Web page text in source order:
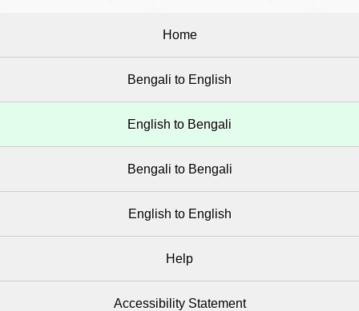
Home
Bengali to English
English to Bengali
Bengali to Bengali
English to English
Help
Accessibility Statement